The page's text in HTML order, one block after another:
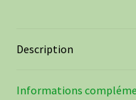
Description
Informations